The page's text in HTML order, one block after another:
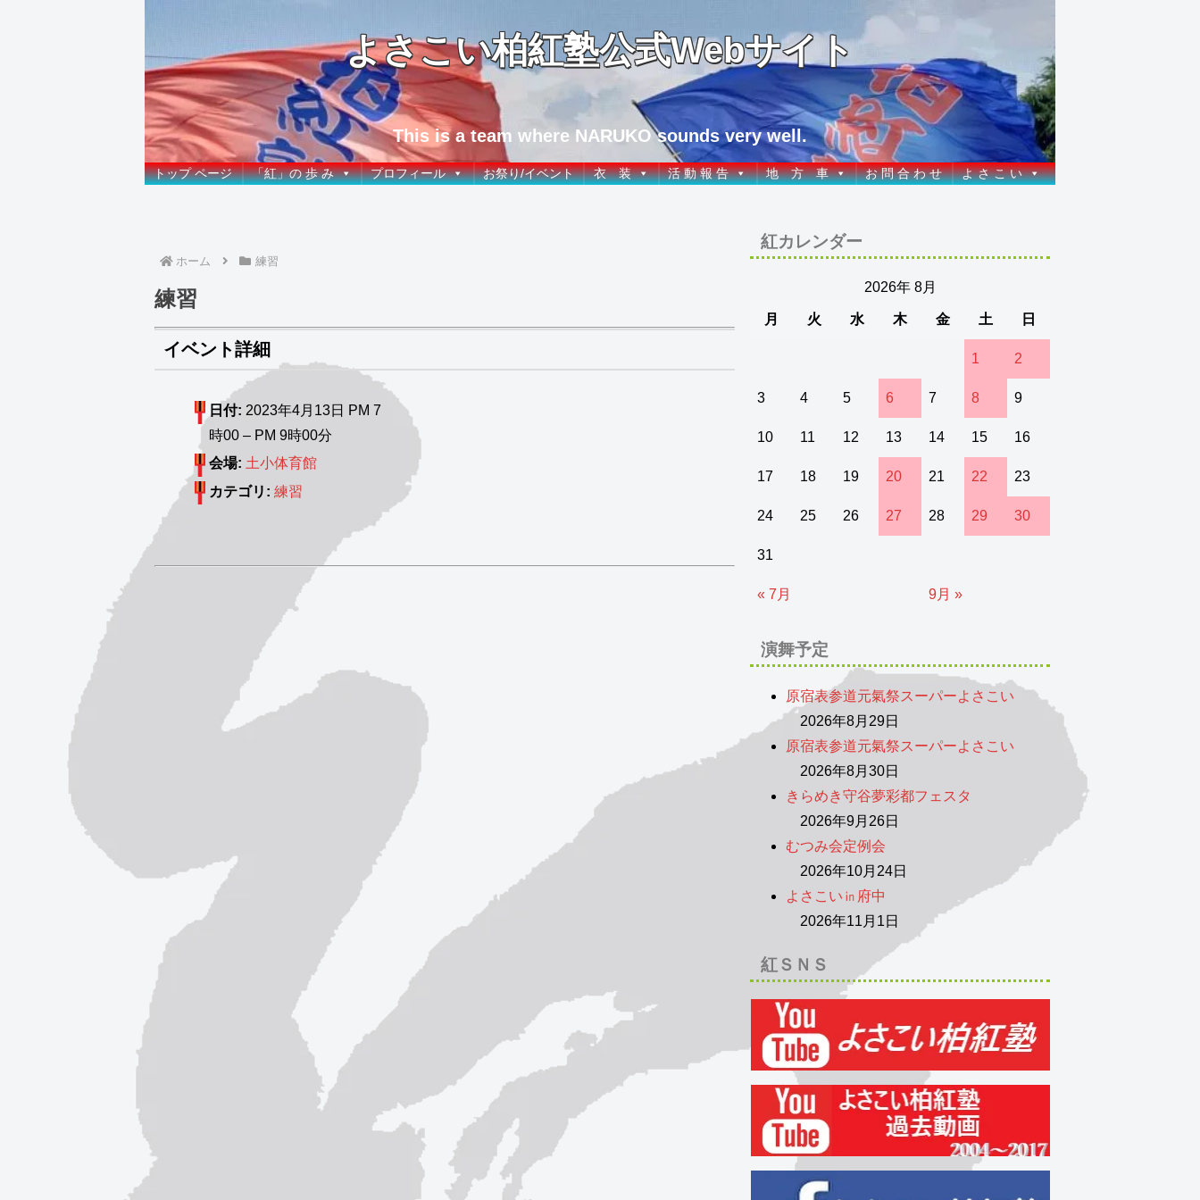
よさこい柏紅塾公式Webサイト
This is a team where NARUKO sounds very well.
トップ ページ 「紅」の 歩 み プロフィール お祭り/イベント 衣 装 活 動 報 告 地 方 車 お 問 合 わ せ よ さ こ い
ホーム 練習
練習
イベント詳細
日付: 2023年4月13日 PM 7
時00 – PM 9時00分
会場: 土小体育館
カテゴリ: 練習
紅カレンダー
2026年 8月
月 火 水 木 金 土 日
1 2
3 4 5 6 7 8 9
10 11 12 13 14 15 16
17 18 19 20 21 22 23
24 25 26 27 28 29 30
31
« 7月 9月 »
演舞予定
原宿表参道元氣祭スーパーよさこい
2026年8月29日
原宿表参道元氣祭スーパーよさこい
2026年8月30日
きらめき守谷夢彩都フェスタ
2026年9月26日
むつみ会定例会
2026年10月24日
よさこい㏌府中
2026年11月1日
紅ＳＮＳ